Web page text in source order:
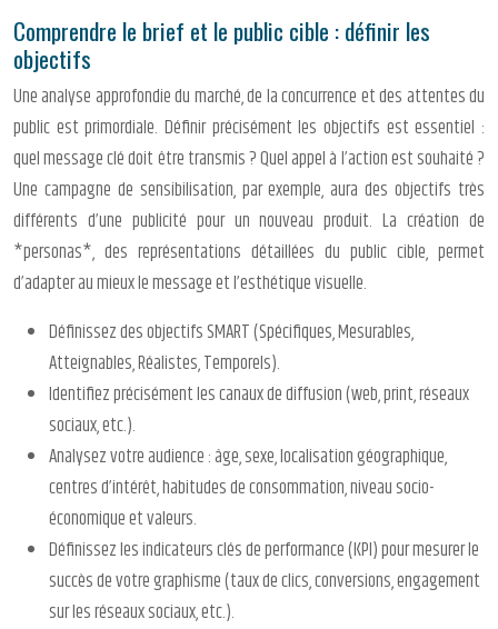
Comprendre le brief et le public cible : définir les
objectifs
Une analyse approfondie du marché, de la concurrence et des attentes du
public est primordiale. Définir précisément les objectifs est essentiel :
quel message clé doit être transmis ? Quel appel à l’action est souhaité ?
Une campagne de sensibilisation, par exemple, aura des objectifs très
différents d’une publicité pour un nouveau produit. La création de
*personas*, des représentations détaillées du public cible, permet
d’adapter au mieux le message et l’esthétique visuelle.
Définissez des objectifs SMART (Spécifiques, Mesurables,
Atteignables, Réalistes, Temporels).
Identifiez précisément les canaux de diffusion (web, print, réseaux
sociaux, etc.).
Analysez votre audience : âge, sexe, localisation géographique,
centres d’intérêt, habitudes de consommation, niveau socio-
économique et valeurs.
Définissez les indicateurs clés de performance (KPI) pour mesurer le
succès de votre graphisme (taux de clics, conversions, engagement
sur les réseaux sociaux, etc.).